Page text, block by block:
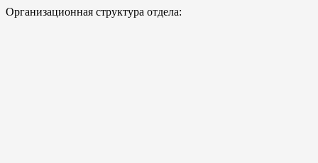
Организационная структура отдела: